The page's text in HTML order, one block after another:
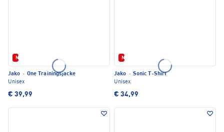
Neu
Jako · One Trainingsjacke
Unisex
€ 39,99
Neu
Jako · Sonic T-Shirt
Unisex
€ 34,99